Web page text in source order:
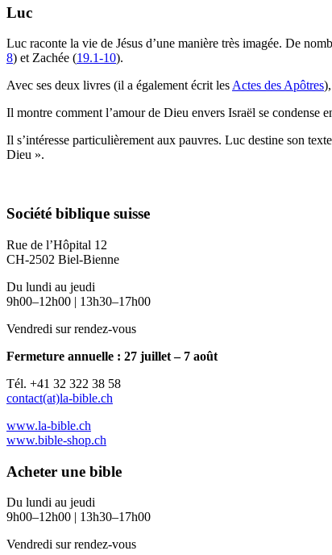
Luc
Luc raconte la vie de Jésus d’une manière très imagée. De
8) et Zachée (19.1-10).
Avec ses deux livres (il a également écrit lesActes des Apôtres
Il montre comment l’amour de Dieu envers Israël se condense
Il s’intéresse particulièrement aux pauvres. Luc destine son
Dieu ».
Société biblique suisse
Rue de l’Hôpital 12
CH-2502 Biel-Bienne
Du lundi au jeudi
9h00–12h00 | 13h30–17h00
Vendredi sur rendez-vous
Fermeture annuelle : 27 juillet – 7 août
Tél. +41 32 322 38 58
contact(at)la-bible.ch
www.la-bible.ch
www.bible-shop.ch
Acheter une bible
Du lundi au jeudi
9h00–12h00 | 13h30–17h00
Vendredi sur rendez-vous